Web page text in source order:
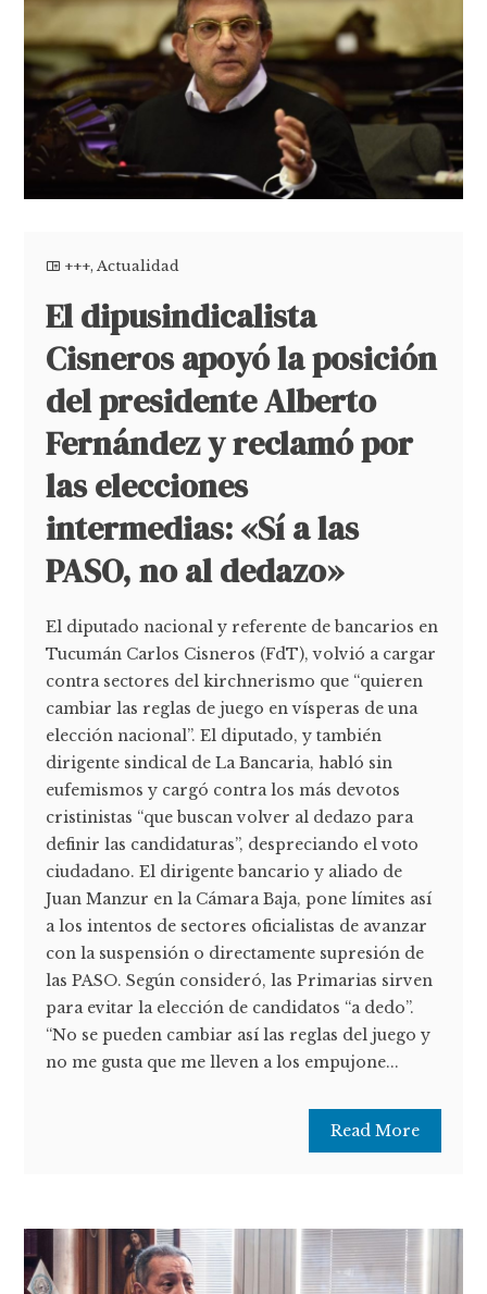
+++,Actualidad
El dipusindicalista
Cisneros apoyó la posición
del presidente Alberto
Fernández y reclamó por
las elecciones
intermedias: «Sí a las
PASO, no al dedazo»
El diputado nacional y referente de bancarios en
Tucumán Carlos Cisneros (FdT), volvió a cargar
contra sectores del kirchnerismo que “quieren
cambiar las reglas de juego en vísperas de una
elección nacional”. El diputado, y también
dirigente sindical de La Bancaria, habló sin
eufemismos y cargó contra los más devotos
cristinistas “que buscan volver al dedazo para
definir las candidaturas”, despreciando el voto
ciudadano. El dirigente bancario y aliado de
Juan Manzur en la Cámara Baja, pone límites así
a los intentos de sectores oficialistas de avanzar
con la suspensión o directamente supresión de
las PASO. Según consideró, las Primarias sirven
para evitar la elección de candidatos “a dedo”.
“No se pueden cambiar así las reglas del juego y
no me gusta que me lleven a los empujone...
Read More